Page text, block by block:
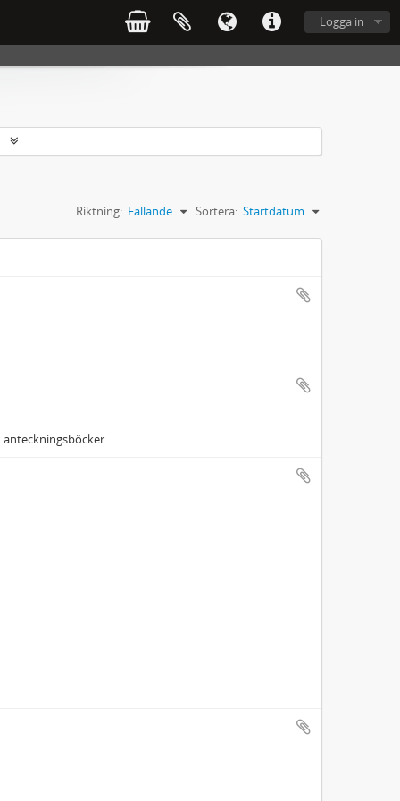
Logga in
Sortera: Startdatum
Riktning: Fallande
anteckningsböcker